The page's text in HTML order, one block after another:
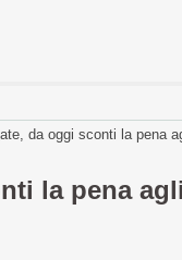
da oggi sconti la pena
la pena